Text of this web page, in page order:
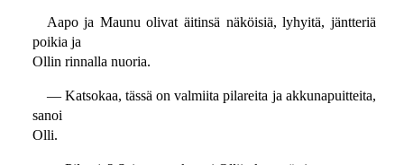
Aapo ja Maunu olivat äitinsä näköisiä, lyhyitä, jäntteriä
poikia ja
Ollin rinnalla nuoria.
— Katsokaa, tässä on valmiita pilareita ja akkunapuitteita,
sanoi
Olli.